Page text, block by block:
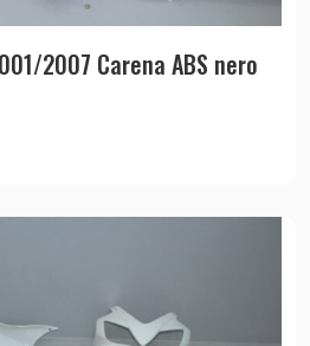
2007 Carena ABS nero